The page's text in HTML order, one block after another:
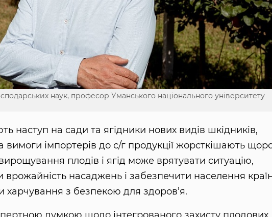
наук, професор Уманського національного університету
наступ на сади та ягідники нових видів шкідників,
вимоги імпортерів до с/г продукції жорсткішають
плодів і ягід може врятувати ситуацію,
насаджень і забезпечити населення
з безпекою для здоров’я.
думкою щодо інтегрованого захисту плодових